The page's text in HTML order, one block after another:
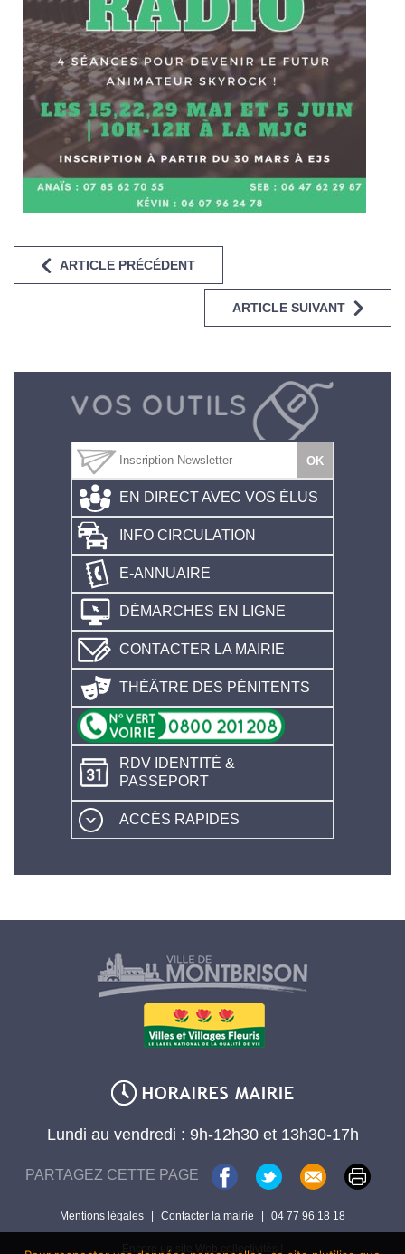
ARTICLE PRÉCÉDENT
ARTICLE SUIVANT
EN DIRECT AVEC VOS ÉLUS
INFO CIRCULATION
E-ANNUAIRE
DÉMARCHES EN LIGNE
CONTACTER LA MAIRIE
THÉÂTRE DES PÉNITENTS
RDV IDENTITÉ &
PASSEPORT
ACCÈS RAPIDES
Lundi au vendredi : 9h-12h30 et 13h30-17h
PARTAGEZ CETTE PAGE
Mentions légales | Contacter la mairie | 04 77 96 18 18
Encore un site Web collectivités !